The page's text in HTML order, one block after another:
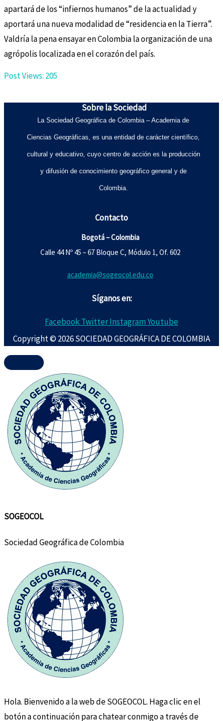
apartará de los “infiernos humanos” de la actualidad y
aportará una nueva modalidad de “residencia en la Tierra”.
Valdría la pena ensayar en Colombia la organización de una
agrópolis localizada en el corazón del país.
Post Views: 205
Sobre la Sociedad
La Sociedad Geográfica de Colombia – Academia de
Ciencias Geográficas, es una entidad de carácter científico,
cultural y educativo, cuyo centro de acción es la producción
y difusión de conocimiento geográfico general y de
Colombia.
Contacto
Bogotá – Colombia
Calle 44 Nº 45 – 67 Bloque C, Módulo 1, Of. 602
academia@sogeocol.edu.co
Síganos en:
FacebookTwitterInstagramYoutube
Copyright © 2026 SOCIEDAD GEOGRÁFICA DE COLOMBIA
SOGEOCOL
Sociedad Geográfica de Colombia
Hola. Bienvenido a la web de SOGEOCOL. Haga clic en el
botón a continuación para chatear conmigo a través de